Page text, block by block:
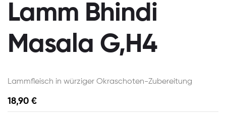
Lamm Bhindi
Masala G,H4
Lammfleisch in würziger Okraschoten-Zubereitung
18,90 €